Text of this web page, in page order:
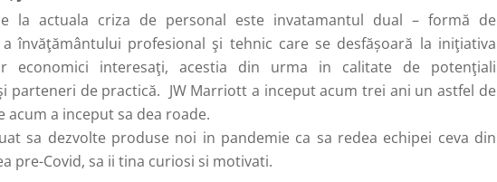
la actuala criza de personal este invatamantul dual – formă de
a învăţământului profesional şi tehnic care se desfășoară la iniţiativa
economici interesaţi, acestia din urma in calitate de potenţiali
parteneri de practică. JW Marriott a inceput acum trei ani un astfel de
acum a inceput sa dea roade.
sa dezvolte produse noi in pandemie ca sa redea echipei ceva din
pre-Covid, sa ii tina curiosi si motivati.